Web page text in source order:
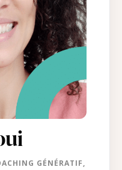
GÉNÉRATIF,